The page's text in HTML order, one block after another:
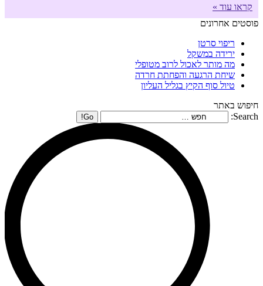
קראו עוד »
פוסטים אחרונים
ריפוי סרטן
ירידה במשקל
מה מותר לאכול לרוב מטופלי
שיחת הרגעה והפחתת חרדה
טיול סוף הקיץ בגליל העליון
חיפוש באתר
Search: